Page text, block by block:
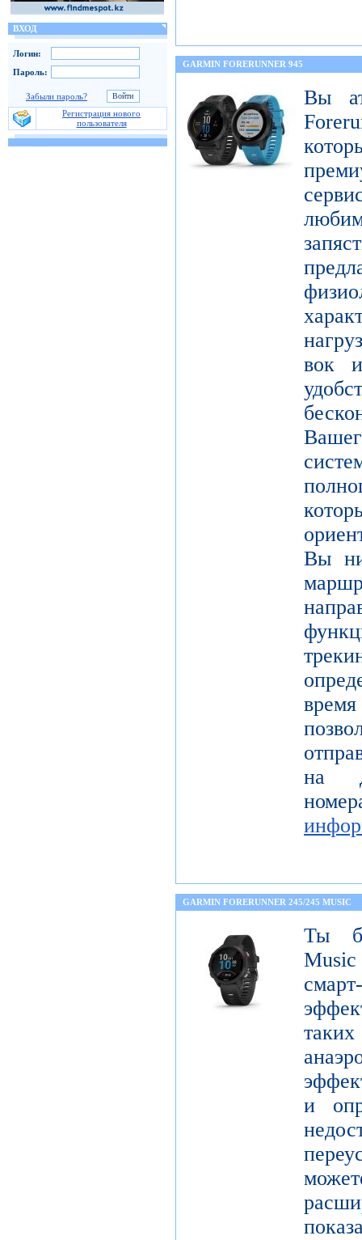
ВХОД
Логин:
Пароль:
Забыли пароль?
Регистрация нового
пользователя
GARMIN FORERUNNER 945
Вы
вок
Вы
на
GARMIN FORERUNNER 245/245 MUSIC
Ты
Music
и